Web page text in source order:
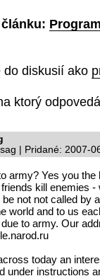
do diskusií ako
ktorý
| Pridané: 2007-
army? Yes you
kill enemies
be not not called by
world and to us
to army. Our
today an
under instructions